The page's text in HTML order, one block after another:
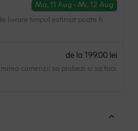
Ma, 11 Aug - Mi, 12 Aug
livrare timpul estimat poate fi
de la 199.00 lei
comenzii sa probezi si sa faci